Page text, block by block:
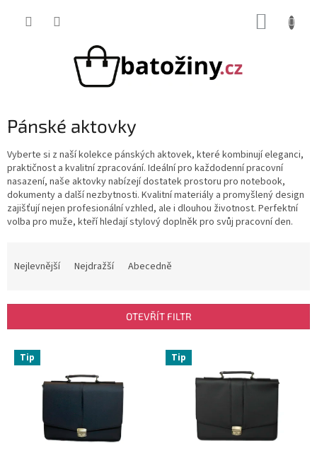
Pánské aktovky
Vyberte si z naší kolekce pánských aktovek, které kombinují eleganci,
praktičnost a kvalitní zpracování. Ideální pro každodenní pracovní
nasazení, naše aktovky nabízejí dostatek prostoru pro notebook,
dokumenty a další nezbytnosti. Kvalitní materiály a promyšlený design
zajišťují nejen profesionální vzhled, ale i dlouhou životnost. Perfektní
volba pro muže, kteří hledají stylový doplněk pro svůj pracovní den.
í
Nejlevnější Nejdražší Abecedně
OTEVŘÍT FILTR
V Tip Tip